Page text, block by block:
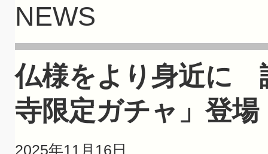
NEWS
仏様をより身近に
寺限定ガチャ」登場
2025年11月16日